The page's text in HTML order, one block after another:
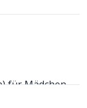
für Mädchen
richtig